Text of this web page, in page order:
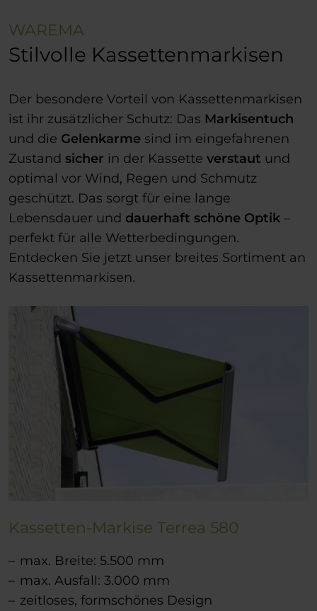
WAREMA
Stilvolle Kassettenmarkisen
Der besondere Vorteil von Kassettenmarkisen
ist ihr zusätzlicher Schutz: Das Markisentuch
und die Gelenkarme sind im eingefahrenen
Zustand sicher in der Kassette verstaut und
optimal vor Wind, Regen und Schmutz
geschützt. Das sorgt für eine lange
Lebensdauer und dauerhaft schöne Optik –
perfekt für alle Wetterbedingungen.
Entdecken Sie jetzt unser breites Sortiment an
Kassettenmarkisen.
Kassetten-Markise Terrea 580
max. Breite: 5.500 mm
max. Ausfall: 3.000 mm
zeitloses, formschönes Design